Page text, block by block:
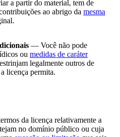
a partir do material, tem de
ao abrigo da mesma
— Você não pode
ou medidas de caráter
legalmente outros de
licença permita.
da licença relativamente a
no domínio público ou cuja